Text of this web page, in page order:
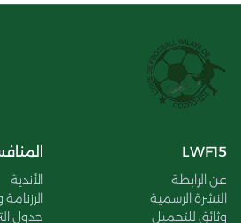
LWF15
عن الرابطة
النشرة الرسمية
وثائق للتحميل
الأندية
الرزنامة
جدول